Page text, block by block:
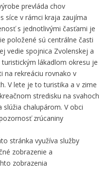
prevláda chov
síce v rámci kraja zaujíma
s jednotlivými časťami je
položené sú centrálne časti
vedie spojnica Zvolenskej a
lákadlom okresu je
na rekreáciu rovnako v
V lete je to turistika a v zime
stredisku na svahoch
slúžia chalupárom. V obci
zrúcaniny
stránka využíva služby
zobrazenie a
zobrazenia